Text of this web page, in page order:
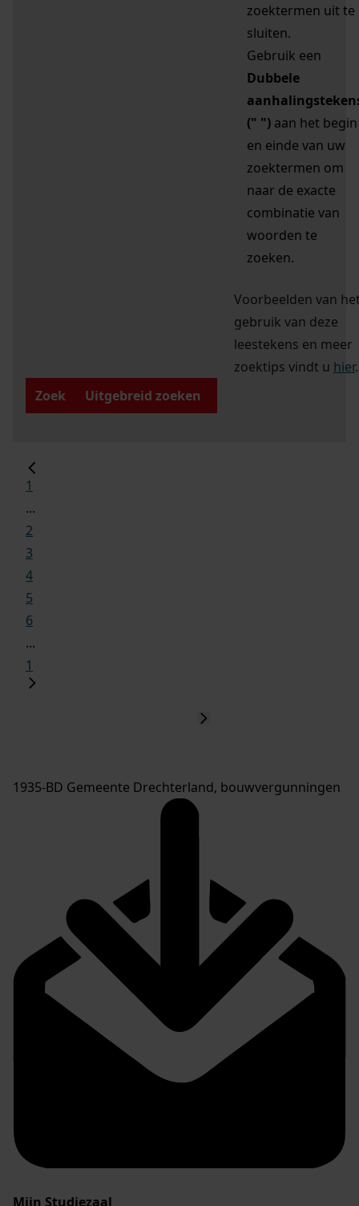
zoektermen uit te
sluiten.
Gebruik een
Dubbele
(" ") aan het begin
en einde van uw
zoektermen om
naar de exacte
combinatie van
woorden te
zoeken.
Voorbeelden van
gebruik van deze
leestekens en meer
zoektips vindt u hier.
Zoek
Uitgebreid zoeken
1
...
2
3
4
5
6
...
1
1935-BD Gemeente Drechterland, bouwvergunningen
Mijn Studiezaal